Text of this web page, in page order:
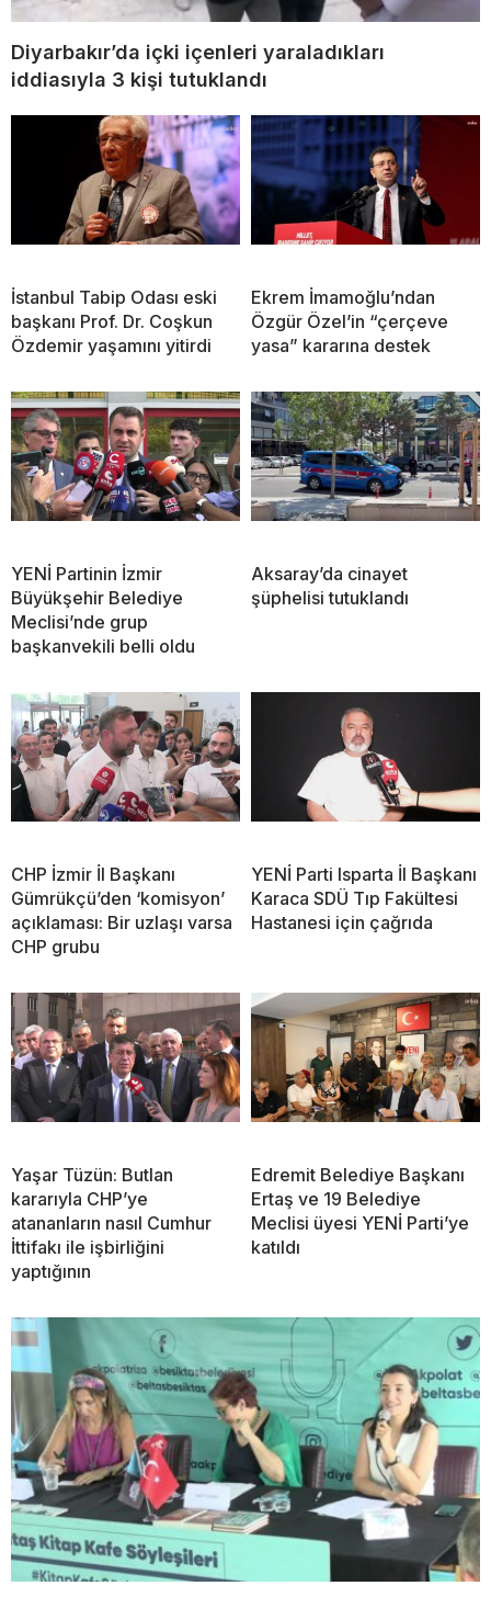
Diyarbakır’da içki içenleri yaraladıkları
iddiasıyla 3 kişi tutuklandı
İstanbul Tabip Odası eski
başkanı Prof. Dr. Coşkun
Özdemir yaşamını yitirdi
Ekrem İmamoğlu’ndan
Özgür Özel’in “çerçeve
yasa” kararına destek
YENİ Partinin İzmir
Büyükşehir Belediye
Meclisi’nde grup
başkanvekili belli oldu
Aksaray’da cinayet
şüphelisi tutuklandı
CHP İzmir İl Başkanı
Gümrükçü’den ‘komisyon’
açıklaması: Bir uzlaşı varsa
CHP grubu
YENİ Parti Isparta İl Başkanı
Karaca SDÜ Tıp Fakültesi
Hastanesi için çağrıda
Yaşar Tüzün: Butlan
kararıyla CHP’ye
atananların nasıl Cumhur
İttifakı ile işbirliğini
yaptığının
Edremit Belediye Başkanı
Ertaş ve 19 Belediye
Meclisi üyesi YENİ Parti’ye
katıldı